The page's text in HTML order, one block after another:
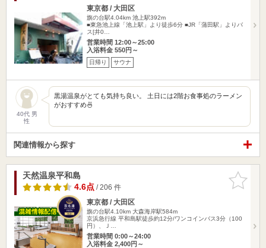
東京都 / 大田区
旗の台駅4.04km 池上駅392m
■東急池上線「池上駅」より徒歩6分 ■JR「蒲田駅」よりバ
ス[井0…
営業時間 12:00～25:00
入浴料金 550円～
日帰り サウナ
40代 男
性
黒湯温泉がとても気持ち良い。 土日には2階お食事処のラーメン
がおすすめ🍜
関連情報から探す
お気に入
りに追加
天然温泉平和島
4.6点/ 206 件
東京都 / 大田区
旗の台駅4.10km 大森海岸駅584m
京浜急行線 平和島駅徒歩約12分/ワンコインバス3分（100
円）、Ｊ…
営業時間 0:00～24:00
入浴料金 2,400円～